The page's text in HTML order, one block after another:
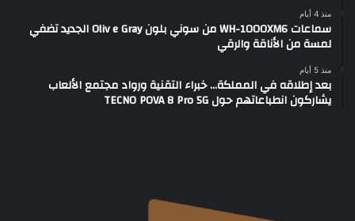
منذ 4 أيام
سماعات WH-1000XM6 من سوني بلون Oliv e Gray الجديد تضفي
لمسة من الأناقة والرقي
منذ 5 أيام
بعد إطلاقه في المملكة… خبراء التقنية ورواد مجتمع الألعاب
يشاركون انطباعاتهم حول TECNO POVA 8 Pro 5G